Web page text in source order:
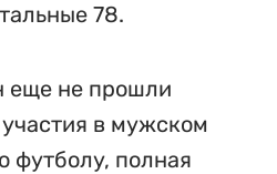
78.
еще не прошли
в мужском
футболу, полная